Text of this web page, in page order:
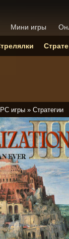
PC игры » Стратегии
Мини игры